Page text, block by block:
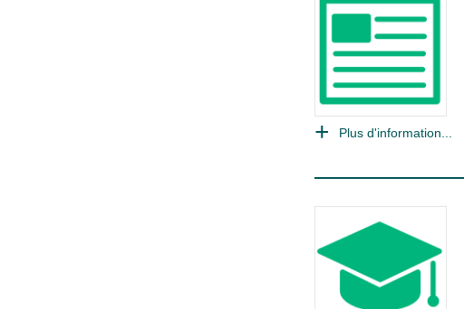
Plus d'information...